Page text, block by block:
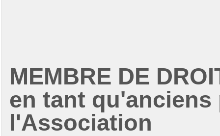
MEMBRE DE
en tant
l'Association